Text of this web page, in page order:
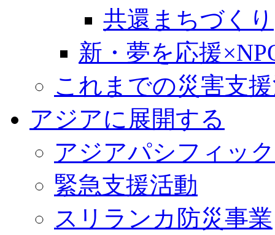
共還まちづくり
新・夢を応援
これまでの災害支
アジアに展開する
アジアパシフィッ
緊急支援活動
スリランカ防災事業